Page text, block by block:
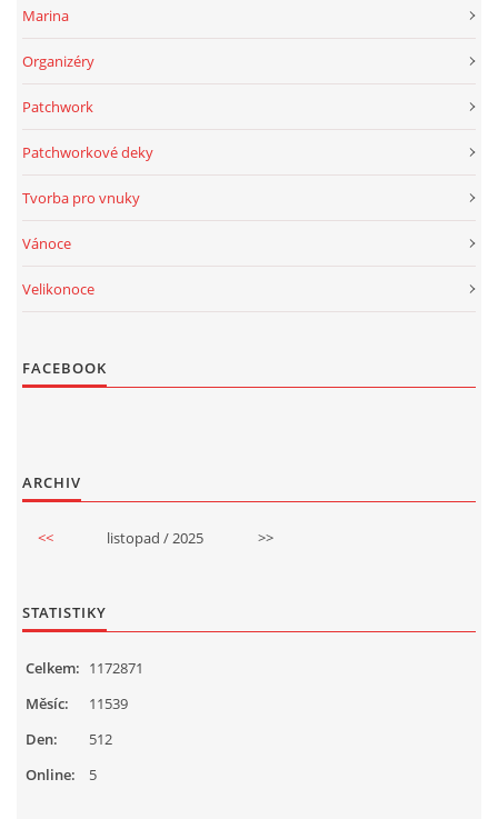
Marina
Organizéry
Patchwork
Patchworkové deky
Tvorba pro vnuky
Vánoce
Velikonoce
FACEBOOK
ARCHIV
<< listopad / 2025 >>
STATISTIKY
Online: 5
Celkem: 1172871
Měsíc:
11539
Den:
512